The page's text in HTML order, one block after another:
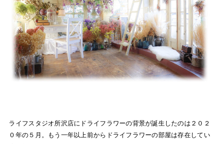
ライフスタジオ所沢店にドライフラワーの背景が誕生したのは２０２
０年の５月。もう一年以上前からドライフラワーの部屋は存在してい